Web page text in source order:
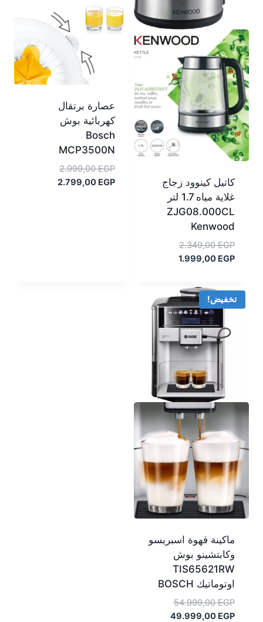
كاتيل كينوود زجاج
غلاية مياه 1.7 لتر
ZJG08.000CL
Kenwood
2.349,00EGP
السعر
الأصلي1.999,00 EGP
السعر
1.999,00 EGP.
عصارة برتقال
كهربائية بوش
Bosch
MCP3500N
2.999,00EGP
السعر
الأصلي2.799,00 EGP
السعر
تخفيض!
ماكينة قهوة اسبريسو
وكابتشينو بوش
TIS65621RW
اوتوماتيك BOSCH
54.999,00EGP
السعر
الأصلي49.999,00 EGP
السعر